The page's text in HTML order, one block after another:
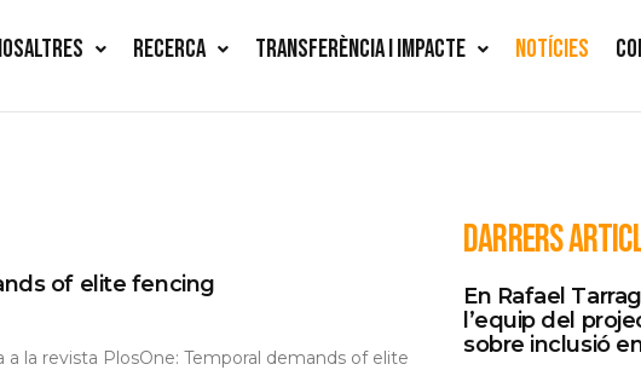
RECERCA TRANSFERÈNCIA I IMPACTE NOTÍCIES
of elite fencing
la revista PlosOne: Temporal demands of elite
DARRERS
En Rafael
l’equip del
sobre inclusió